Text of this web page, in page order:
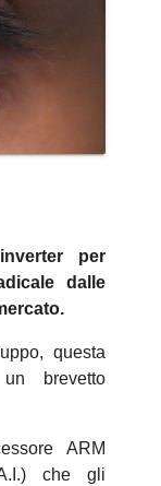
per
dalle
questa
brevetto
ARM
che gli